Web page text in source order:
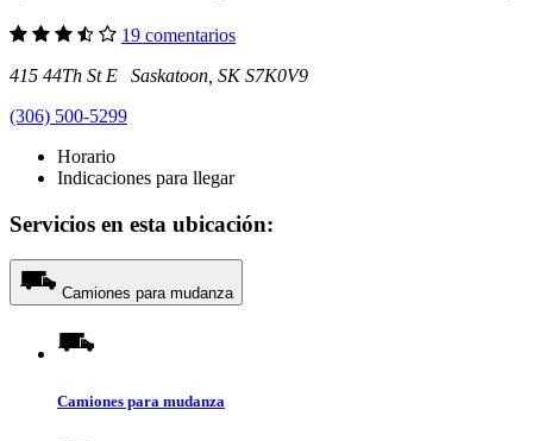
19 comentarios
415 44Th St E Saskatoon, SK S7K0V9
(306) 500-5299
Horario
Indicaciones para llegar
Servicios en esta ubicación:
Camiones para mudanza
Camiones para mudanza